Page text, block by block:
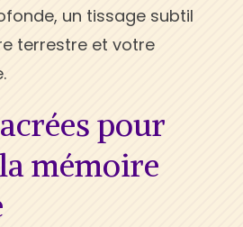
un tissage subtil
terrestre et votre
pour
mémoire